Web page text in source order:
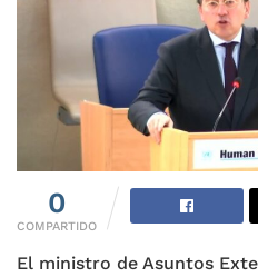
0
COMPARTIDO
El ministro de Asuntos